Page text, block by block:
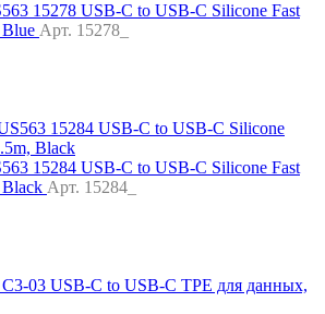
15278 USB-C to USB-C Silicone Fast
Арт. 15278_
15284 USB-C to USB-C Silicone Fast
Black Арт. 15284_